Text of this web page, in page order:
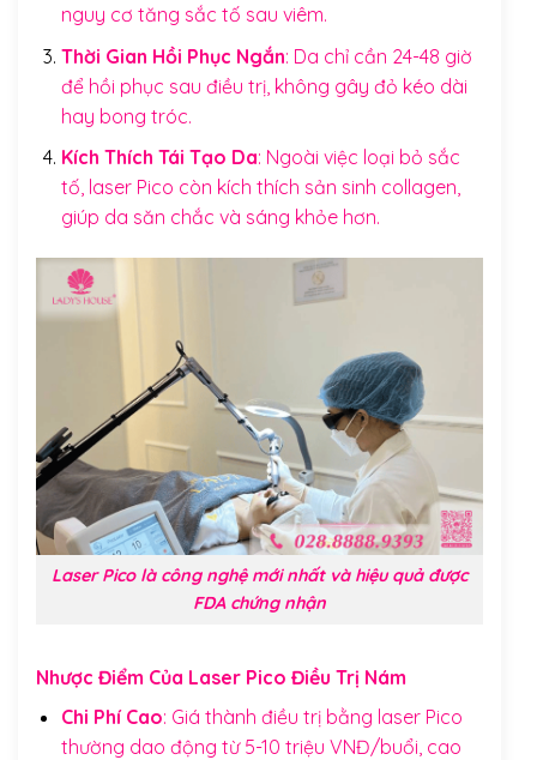
nguy cơ tăng sắc tố sau viêm.
Thời Gian Hồi Phục Ngắn: Da chỉ cần 24-48 giờ
để hồi phục sau điều trị, không gây đỏ kéo dài
hay bong tróc.
Kích Thích Tái Tạo Da: Ngoài việc loại bỏ sắc
tố, laser Pico còn kích thích sản sinh collagen,
giúp da săn chắc và sáng khỏe hơn.
Laser Pico là công nghệ mới nhất và hiệu quả được
FDA chứng nhận
Nhược Điểm Của Laser Pico Điều Trị Nám
Chi Phí Cao: Giá thành điều trị bằng laser Pico
thường dao động từ 5-10 triệu VNĐ/buổi, cao